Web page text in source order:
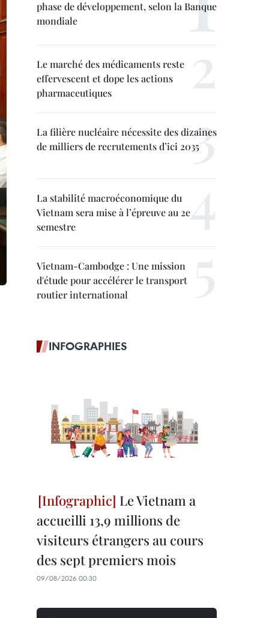
phase de développement, selon la Banque
mondiale
Le marché des médicaments reste
effervescent et dope les actions
pharmaceutiques
La filière nucléaire nécessite des dizaines
de milliers de recrutements d’ici 2035
La stabilité macroéconomique du
Vietnam sera mise à l’épreuve au 2e
semestre
Vietnam-Cambodge : Une mission
d'étude pour accélérer le transport
routier international
INFOGRAPHIES
Le Vietnam a
accueilli 13,9 millions de
visiteurs étrangers au cours
des sept premiers mois
09/08/2026 00:30